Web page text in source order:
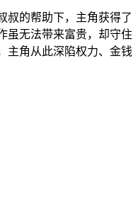
叔的帮助下，主角获得了
虽无法带来富贵，却守住
主角从此深陷权力、金钱